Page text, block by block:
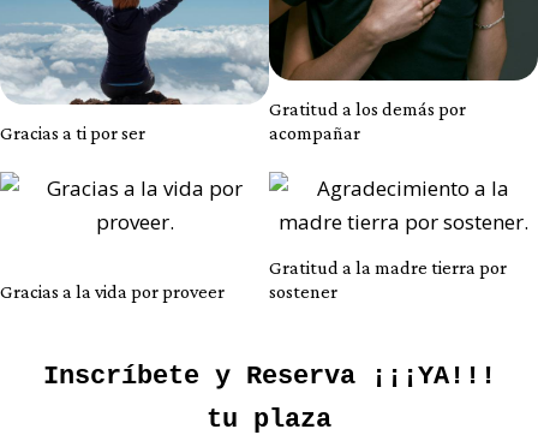
Gracias a ti por ser
Gratitud a los demás por
acompañar
Gracias a la vida por proveer
Gratitud a la madre tierra por
sostener
Inscríbete y Reserva ¡¡¡YA!!!
tu plaza